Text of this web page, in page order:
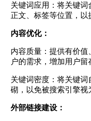
关键词应用：将关键词
正文、标签等位置，以
内容优化：
内容质量：提供有价值
户的需求，增加用户留
关键词密度：将关键
砌，以免被搜索引擎视
外部链接建设：